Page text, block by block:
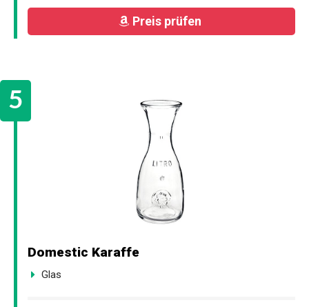
Preis prüfen
Domestic Karaffe
Glas